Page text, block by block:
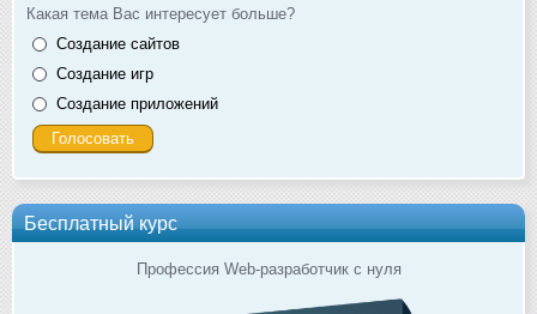
Какая тема Вас интересует больше?
Создание сайтов
Создание игр
Создание приложений
Бесплатный курс
Профессия Web-разработчик с нуля